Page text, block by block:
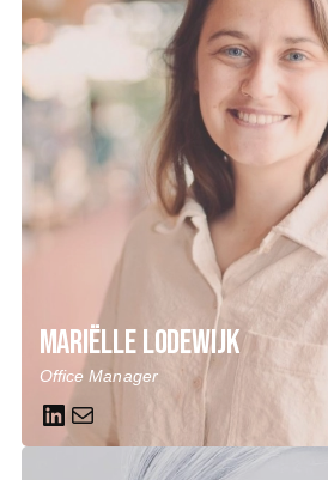
Mariëlle Lodewijk
Office Manager
LinkedIn Mail